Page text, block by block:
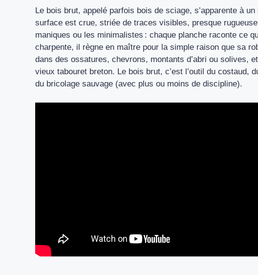
Le bois brut, appelé parfois bois de sciage, s’apparente à
surface est crue, striée de traces visibles, presque
maniques ou les minimalistes : chaque planche raconte ce
charpente, il règne en maître pour la simple raison que sa
dans des ossatures, chevrons, montants d’abri ou solives,
vieux tabouret breton. Le bois brut, c’est l’outil du costaud,
du bricolage sauvage (avec plus ou moins de discipline).